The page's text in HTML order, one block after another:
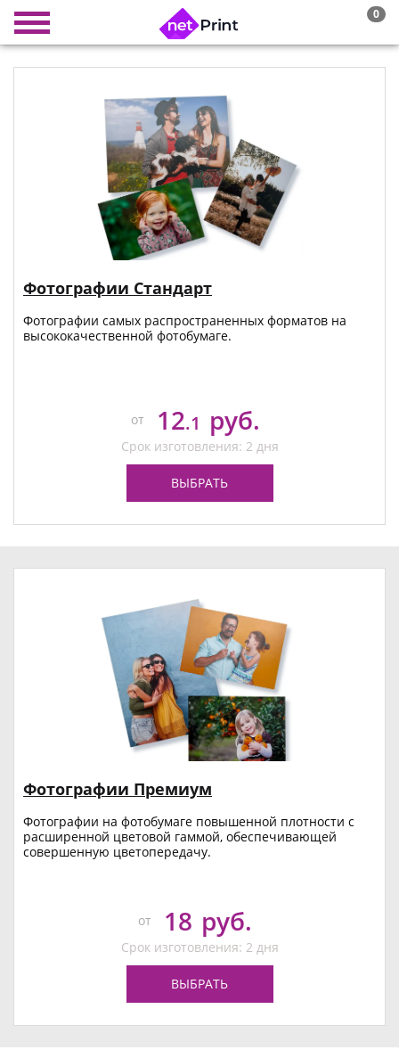
0
Фотографии Стандарт
Фотографии самых распространенных форматов на
высококачественной фотобумаге.
от 12.1 руб.
Срок изготовления: 2 дня
ВЫБРАТЬ
Фотографии Премиум
Фотографии на фотобумаге повышенной плотности с
расширенной цветовой гаммой, обеспечивающей
совершенную цветопередачу.
от 18 руб.
Срок изготовления: 2 дня
ВЫБРАТЬ